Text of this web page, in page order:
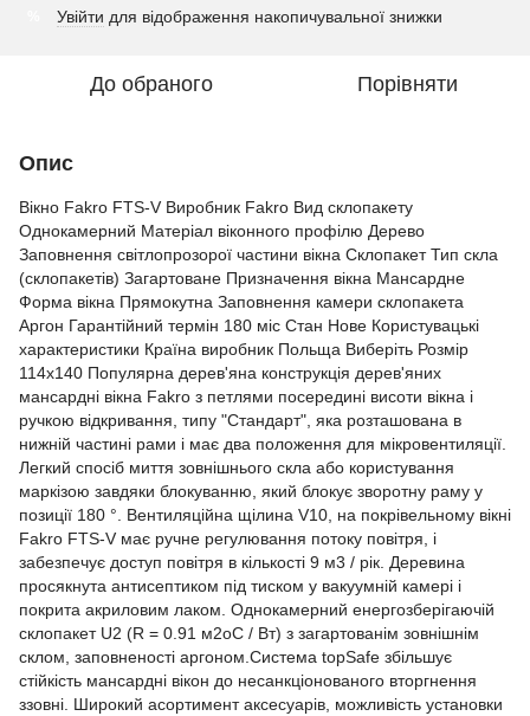
Увійти для відображення накопичувальної знижки
До обраного Порівняти
Опис
Вікно Fakro FTS-V Виробник Fakro Вид склопакету
Однокамерний Матеріал віконного профілю Дерево
Заповнення світлопрозорої частини вікна Склопакет Тип скла
(склопакетів) Загартоване Призначення вікна Мансардне
Форма вікна Прямокутна Заповнення камери склопакета
Аргон Гарантійний термін 180 міс Стан Нове Користувацькі
характеристики Країна виробник Польща Виберіть Розмір
114х140 Популярна дерев'яна конструкція дерев'яних
мансардні вікна Fakro з петлями посередині висоти вікна і
ручкою відкривання, типу "Стандарт", яка розташована в
нижній частині рами і має два положення для мікровентиляції.
Легкий спосіб миття зовнішнього скла або користування
маркізою завдяки блокуванню, який блокує зворотну раму у
позиції 180 °. Вентиляційна щілина V10, на покрівельному вікні
Fakro FTS-V має ручне регулювання потоку повітря, і
забезпечує доступ повітря в кількості 9 м3 / рік. Деревина
просякнута антисептиком під тиском у вакуумній камері і
покрита акриловим лаком. Однокамерний енергозберігаючій
склопакет U2 (R = 0.91 м2оС / Вт) з загартованім зовнішнім
склом, заповненості аргоном.Система topSafe збільшує
стійкість мансардні вікон до несанкціонованого вторгнення
ззовні. Широкий асортимент аксесуарів, можливість установки